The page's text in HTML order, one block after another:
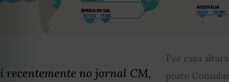
recentemente no jornal CM,
Por essa
posto